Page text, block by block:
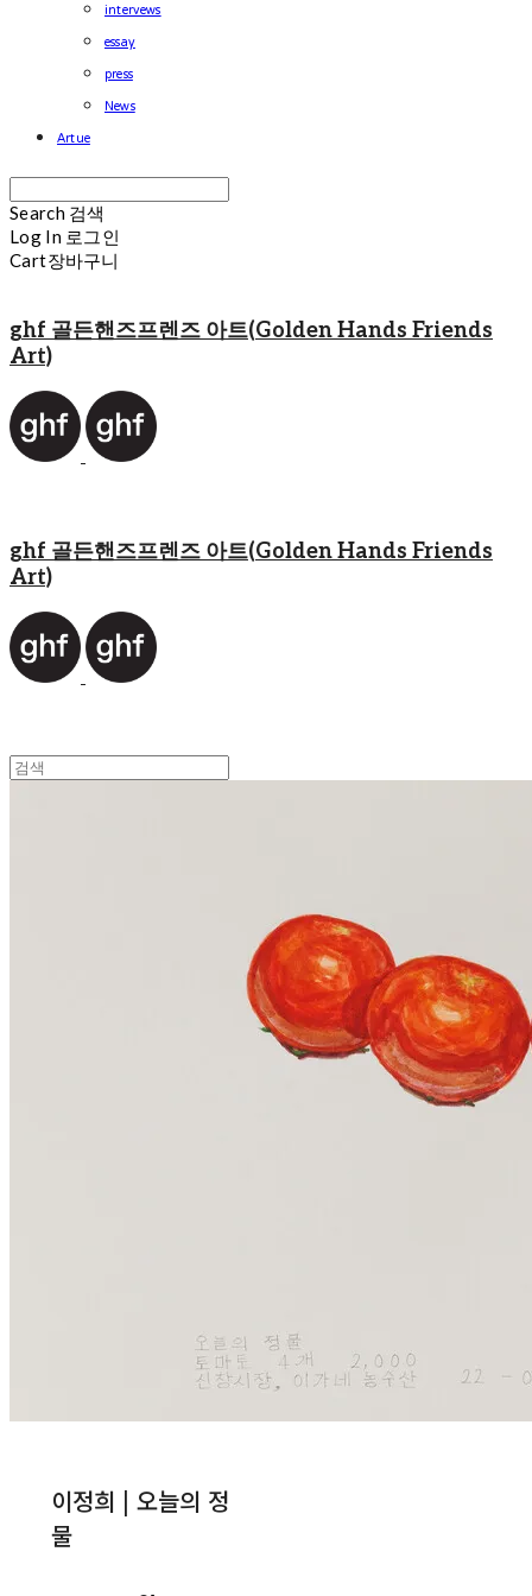
intervews
essay
press
News
Artue
Search 검색
Log In 로그인
Cart장바구니
ghf 골든핸즈프렌즈 아트(Golden Hands Friends
Art)
ghf 골든핸즈프렌즈 아트(Golden Hands Friends
Art)
이정희 | 오늘의 정
물